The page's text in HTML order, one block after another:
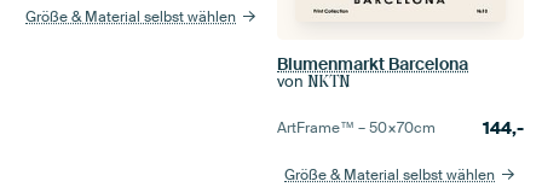
Größe & Material selbst wählen
Blumenmarkt Barcelona
von NKTN
ArtFrame™ –50×70cm 144,-
Größe & Material selbst wählen